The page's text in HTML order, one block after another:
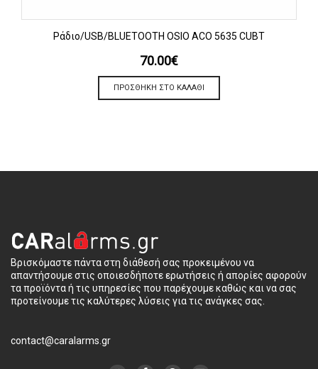
Ράδιο/USB/BLUETOOTH OSIO ACO 5635 CUBT
70.00€
ΠΡΟΣΘΉΚΗ ΣΤΟ ΚΑΛΆΘΙ
Βρισκόμαστε πάντα στη διάθεσή σας προκειμένου να
απαντήσουμε στις οποιεσδήποτε ερωτήσεις ή απορίες αφορούν
τα προϊόντα ή τις υπηρεσίες που παρέχουμε καθώς και να σας
προτείνουμε τις καλύτερες λύσεις για τις ανάγκες σας.
contact@caralarms.gr